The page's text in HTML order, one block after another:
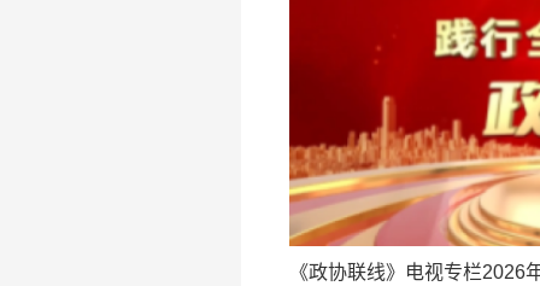
《政协联线》电视专栏